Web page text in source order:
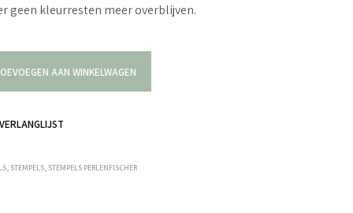
geen kleurresten meer overblijven.
AAN WINKELWAGEN
, STEMPELS, STEMPELS PERLENFISCHER